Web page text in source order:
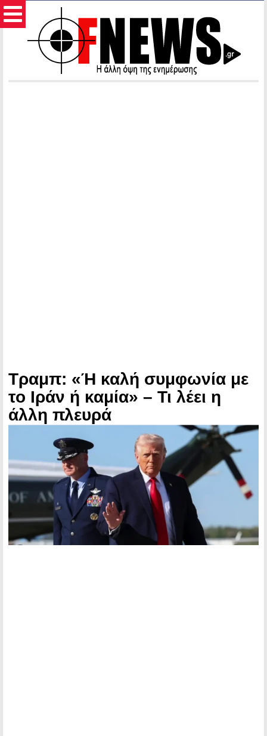
Τραμπ: «Ή καλή συμφωνία με
το Ιράν ή καμία» – Τι λέει η
άλλη πλευρά